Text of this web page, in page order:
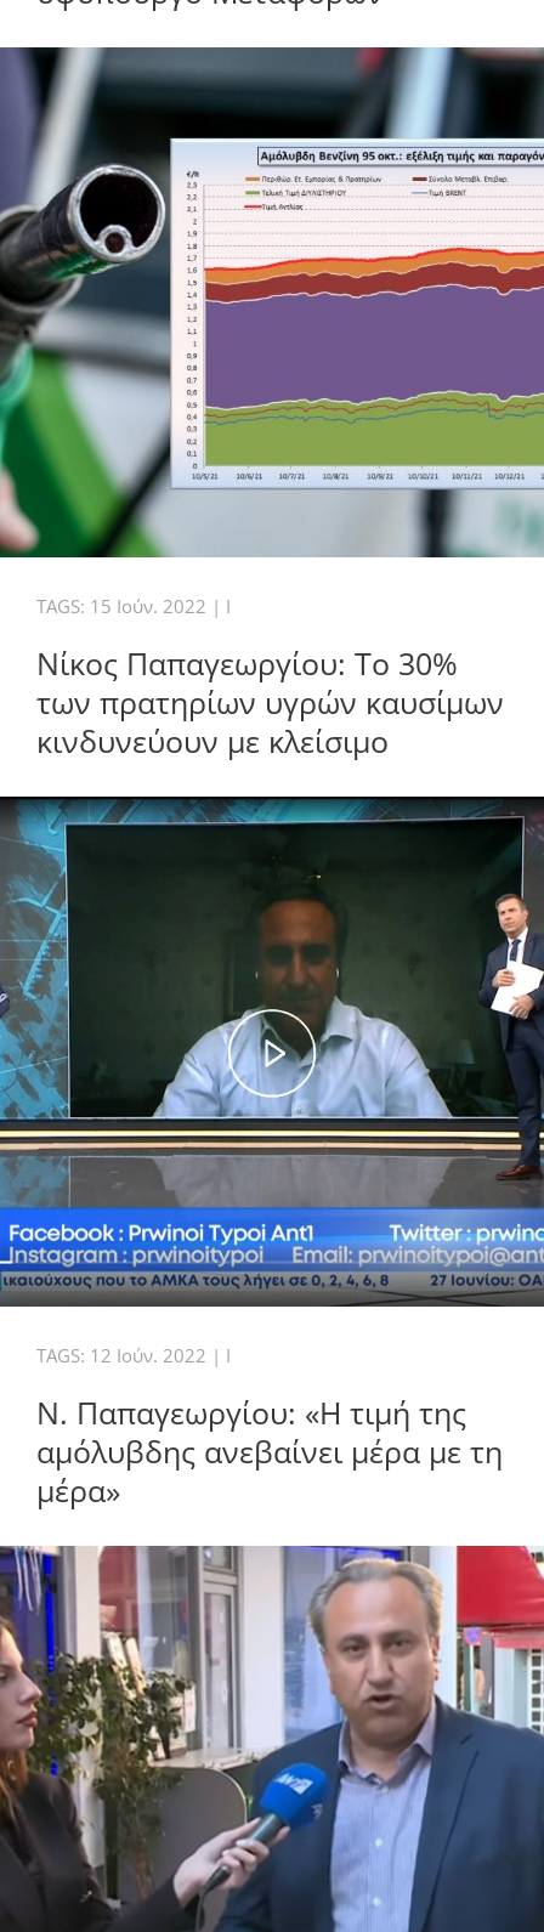
TAGS: 15 Ιούν. 2022 | I
Νίκος Παπαγεωργίου: Το 30%
των πρατηρίων υγρών καυσίμων
κινδυνεύουν με κλείσιμο
TAGS: 12 Ιούν. 2022 | I
Ν. Παπαγεωργίου: «Η τιμή της
αμόλυβδης ανεβαίνει μέρα με τη
μέρα»